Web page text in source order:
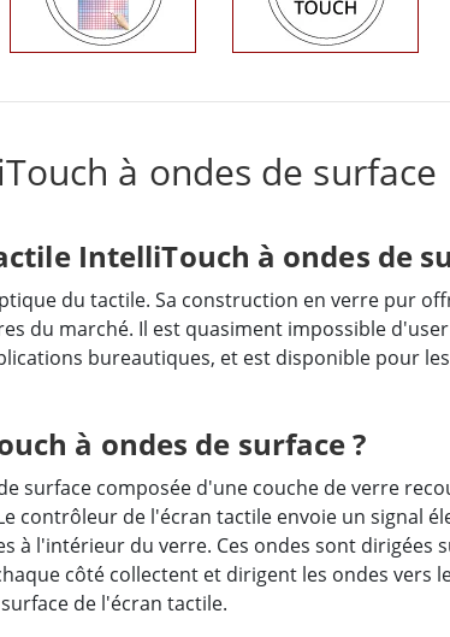
à ondes de surface
IntelliTouch à ondes de
du tactile. Sa construction en verre pur
du marché. Il est quasiment impossible
bureautiques, et est disponible pour
à ondes de surface ?
surface composée d'une couche de verre
contrôleur de l'écran tactile envoie un signal
à l'intérieur du verre. Ces ondes sont dirigées
côté collectent et dirigent les ondes
de l'écran tactile.